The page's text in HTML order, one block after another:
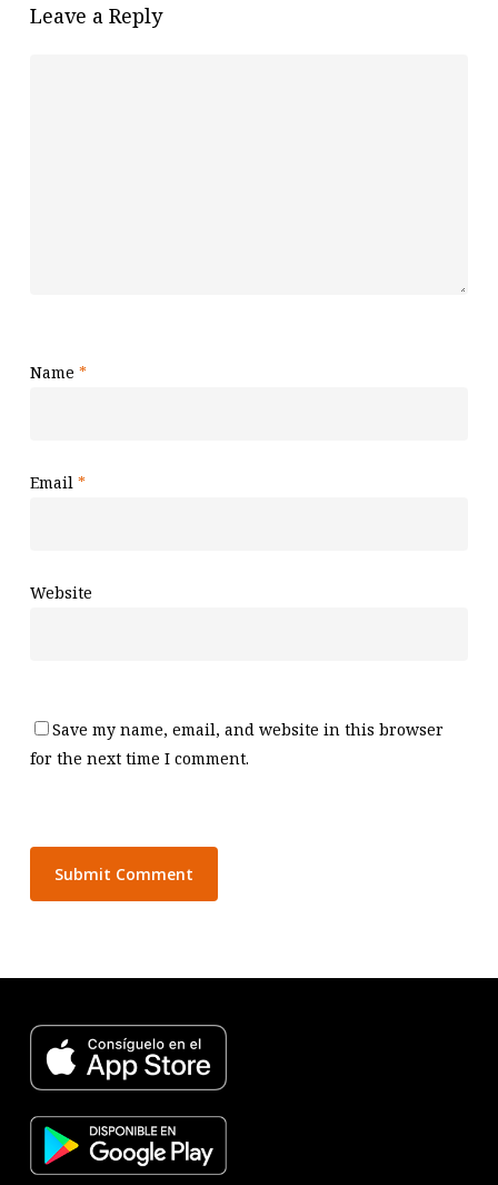
Leave a Reply
Name *
Email *
Website
Save my name, email, and website in this browser
for the next time I comment.